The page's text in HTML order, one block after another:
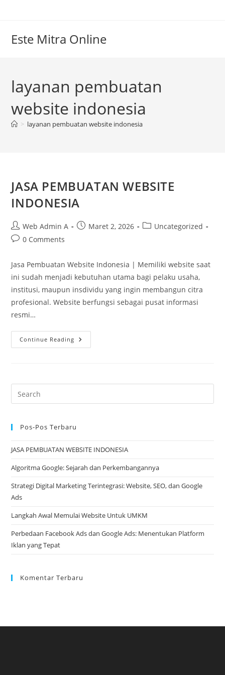
Este Mitra Online
layanan pembuatan
website indonesia
> layanan pembuatan website indonesia
JASA PEMBUATAN WEBSITE
INDONESIA
Post
author:
Web Admin A
PostMaret 2, 2026
PostUncategorized
Post0 Comments
Jasa Pembuatan Website Indonesia | Memiliki website saat
ini sudah menjadi kebutuhan utama bagi pelaku usaha,
institusi, maupun insdividu yang ingin membangun citra
profesional. Website berfungsi sebagai pusat informasi
resmi…
Continue Reading JASA
PEMBUATAN
Pos-Pos Terbaru
JASA PEMBUATAN WEBSITE INDONESIA
Algoritma Google: Sejarah dan Perkembangannya
Strategi Digital Marketing Terintegrasi: Website, SEO, dan Google
Ads
Langkah Awal Memulai Website Untuk UMKM
Perbedaan Facebook Ads dan Google Ads: Menentukan Platform
Iklan yang Tepat
Komentar Terbaru